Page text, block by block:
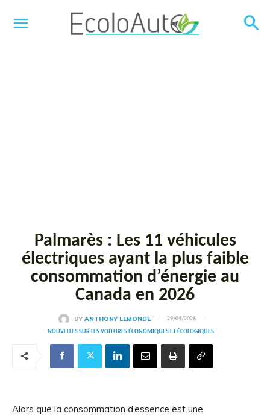
Palmarès : Les 11 véhicules
électriques ayant la plus faible
consommation d’énergie au
Canada en 2026
BY ANTHONY LEMONDE
29/04/2026
NOUVELLES SUR LES VOITURES ÉCONOMIQUES ET ÉCOLOGIQUES
Alors que la consommation d’essence est une